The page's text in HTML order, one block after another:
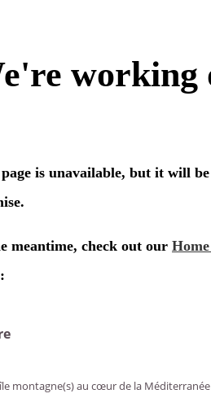
montagne(s) au cœur de la Méditerranée